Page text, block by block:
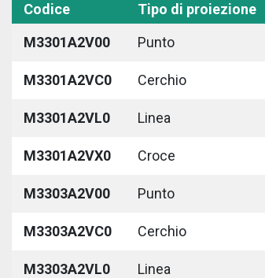
Codice Tipo di proiezione
M3301A2V00
Punto
M3301A2VC0 Cerchio
M3301A2VL0 Linea
M3301A2VX0 Croce
M3303A2V00 Punto
M3303A2VC0 Cerchio
M3303A2VL0 Linea